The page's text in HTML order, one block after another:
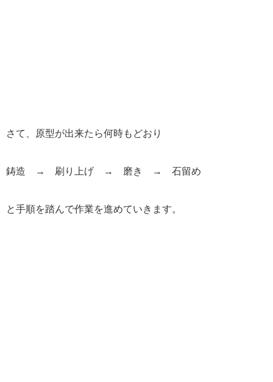
さて、原型が出来たら何時もどおり
鋳造 → 刷り上げ → 磨き → 石留め
と手順を踏んで作業を進めていきます。